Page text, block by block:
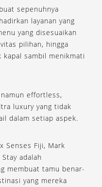
sepenuhnya
layanan yang
yang disesuaikan
pilihan, hingga
sambil menikmati
effortless,
luxury yang tidak
dalam setiap aspek.
Senses Fiji, Mark
adalah
membuat tamu benar-
yang mereka